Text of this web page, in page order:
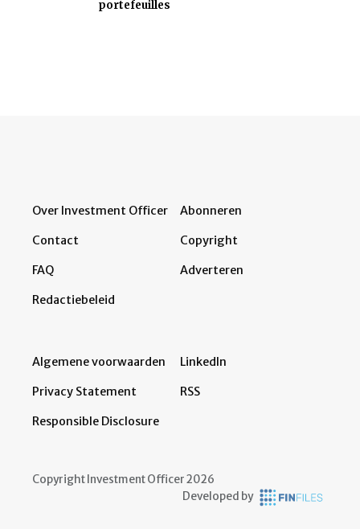
portefeuilles
Over Investment Officer
Contact
FAQ
Redactiebeleid
Abonneren
Copyright
Adverteren
Algemene voorwaarden
Privacy Statement
Responsible Disclosure
LinkedIn
RSS
Copyright Investment Officer 2026
Developed by